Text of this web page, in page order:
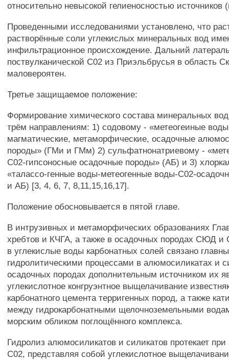
относительно невысокой гелиеносностью
Проведенными исследованиями установлено, что
растворённые соли углекислых минеральных вод
инфильтрационное происхождение. Дальний
поствулканической С02 из Приэльбрусья в область
маловероятен.
Третье защищаемое положение:
Формирование химического состава минеральных
трём направлениям: 1) содовому - «метеогеиные
магматические, метаморфические, осадочные
породы» (ГМи и ГМм) 2) сульфатнонатриевому -
С02-гипсоносные осадочные породы» (АБ) и 3)
«талассо-генные воды-метеогенные воды-С02-
и АБ) [3, 4, 6, 7, 8,11,15,16,17].
Положение обосновывается в пятой главе.
В интрузивных и метаморфических образованиях
хребтов и КЧГА, а также в осадочных породах СЮД и
в углекислые воды карбонатных солей связано
гидролитическими процессами в алюмосиликатах и
осадочных породах дополнительным источником их
углекислотное конгруэнтное выщелачивание
карбонатного цемента терригенных пород, а также
между гидрокарбонатными щелочноземельными
морским обликом поглощённого комплекса.
Гидролиз алюмосиликатов и силикатов протекает
С02, представляя собой углекислотное